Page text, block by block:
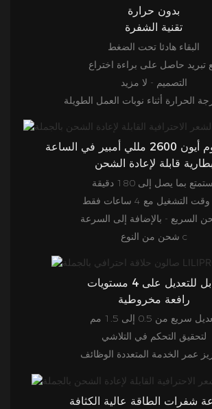
بدون حرارة
تقنية الشفرة
البقاء هادئا تحت الضغط
تبريد حاصل على براءة اختراع
التصميم - لا مزيد
الحرارة أثناء نوبات العمل الطويلة
أمبير في الساعة
بطارية قابلة لإعادة الشحن
بما يصل إلى 180 دقيقة
التشغيل مع 4 ساعات فقط
السريع - بالإضافة إلى السرعة
شحن من النوع c
للتعديل على 4 مستويات
رافعة مخروطية
سريع من 0.5 إلى 1.5 مم
لتحقيق التحكم في التلاشي
عمر الخدمة المتعددة الوظائف
شفرات الطاقة عالية الكثافة